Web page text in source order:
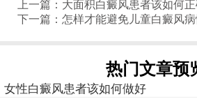
上一篇： 大面积白癜风患者该如何
下一篇： 怎样才能避免儿童白癜风
热门文章预
女性白癜风患者该如何做好